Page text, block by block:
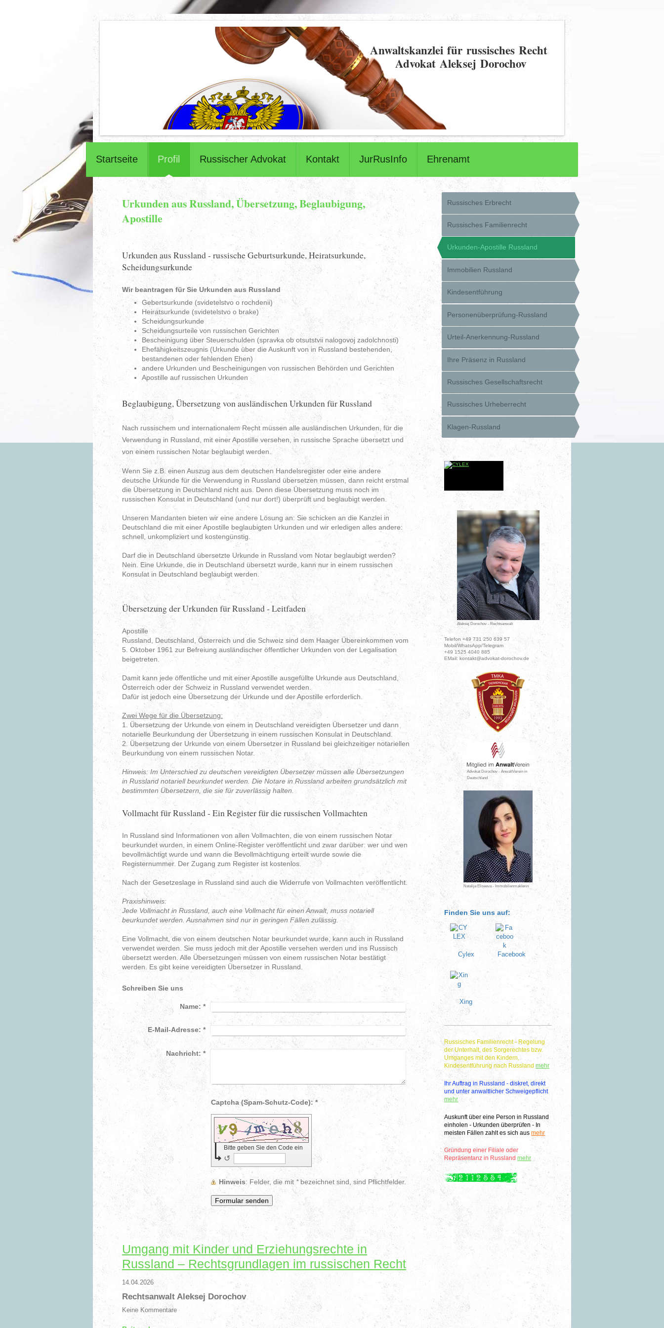
Anwaltskanzlei für russisches Recht
Advokat Aleksej Dorochov
Startseite Profil Russischer Advokat Kontakt JurRusInfo Ehrenamt
Urkunden aus Russland, Übersetzung, Beglaubigung,
Apostille
Urkunden aus Russland - russische Geburtsurkunde, Heiratsurkunde,
Scheidungsurkunde
Wir beantragen für Sie Urkunden aus Russland
Gebertsurkunde (svidetelstvo o rochdenii)
Heiratsurkunde (svidetelstvo o brake)
Scheidungsurkunde
Scheidungsurteile von russischen Gerichten
Bescheinigung über Steuerschulden (spravka ob otsutstvii nalogovoj zadolchnosti)
Ehefähigkeitszeugnis (Urkunde über die Auskunft von in Russland bestehenden,
bestandenen oder fehlenden Ehen)
andere Urkunden und Bescheinigungen von russischen Behörden und Gerichten
Apostille auf russischen Urkunden
Beglaubigung, Übersetzung von ausländischen Urkunden für Russland
Nach russischem und internationalem Recht müssen alle ausländischen Urkunden, für die
Verwendung in Russland, mit einer Apostille versehen, in russische Sprache übersetzt und
von einem russischen Notar beglaubigt werden.
Wenn Sie z.B. einen Auszug aus dem deutschen Handelsregister oder eine andere
deutsche Urkunde für die Verwendung in Russland übersetzen müssen, dann reicht erstmal
die Übersetzung in Deutschland nicht aus. Denn diese Übersetzung muss noch im
russischen Konsulat in Deutschland (und nur dort!) überprüft und beglaubigt werden.
Unseren Mandanten bieten wir eine andere Lösung an: Sie schicken an die Kanzlei in
Deutschland die mit einer Apostille beglaubigten Urkunden und wir erledigen alles andere:
schnell, unkompliziert und kostengünstig.
Darf die in Deutschland übersetzte Urkunde in Russland vom Notar beglaubigt werden?
Nein. Eine Urkunde, die in Deutschland übersetzt wurde, kann nur in einem russischen
Konsulat in Deutschland beglaubigt werden.
Übersetzung der Urkunden für Russland - Leitfaden
Apostille
Russland, Deutschland, Österreich und die Schweiz sind dem Haager Übereinkommen vom
5. Oktober 1961 zur Befreiung ausländischer öffentlicher Urkunden von der Legalisation
beigetreten.
Damit kann jede öffentliche und mit einer Apostille ausgefüllte Urkunde aus Deutschland,
Österreich oder der Schweiz in Russland verwendet werden.
Dafür ist jedoch eine Übersetzung der Urkunde und der Apostille erforderlich.
Zwei Wege für die Übersetzung:
1. Übersetzung der Urkunde von einem in Deutschland vereidigten Übersetzer und dann
notarielle Beurkundung der Übersetzung in einem russischen Konsulat in Deutschland.
2. Übersetzung der Urkunde von einem Übersetzer in Russland bei gleichzeitiger notariellen
Beurkundung von einem russischen Notar.
Hinweis: Im Unterschied zu deutschen vereidigten Übersetzer müssen alle Übersetzungen
in Russland notariell beurkundet werden. Die Notare in Russland arbeiten grundsätzlich mit
bestimmten Übersetzern, die sie für zuverlässig halten.
Vollmacht für Russland - Ein Register für die russischen Vollmachten
In Russland sind Informationen von allen Vollmachten, die von einem russischen Notar
beurkundet wurden, in einem Online-Register veröffentlicht und zwar darüber: wer und wen
bevollmächtigt wurde und wann die Bevollmächtigung erteilt wurde sowie die
Registernummer. Der Zugang zum Register ist kostenlos.
Nach der Gesetzeslage in Russland sind auch die Widerrufe von Vollmachten veröffentlicht.
Praxishinweis:
Jede Vollmacht in Russland, auch eine Vollmacht für einen Anwalt, muss notariell
beurkundet werden. Ausnahmen sind nur in geringen Fällen zulässig.
Eine Vollmacht, die von einem deutschen Notar beurkundet wurde, kann auch in Russland
verwendet werden. Sie muss jedoch mit der Apostille versehen werden und ins Russisch
übersetzt werden. Alle Übersetzungen müssen von einem russischen Notar bestätigt
werden. Es gibt keine vereidigten Übersetzer in Russland.
Schreiben Sie uns
Name: *
E-Mail-Adresse: *
Nachricht: *
Captcha (Spam-Schutz-Code): *
Bitte geben Sie den Code ein
↺
Hinweis : Felder, die mit *bezeichnet sind, sind Pflichtfelder.
Umgang mit Kinder und Erziehungsrechte in
Russland – Rechtsgrundlagen im russischen Recht
14.04.2026
Rechtsanwalt Aleksej Dorochov
Keine Kommentare
Russisches Erbrecht
Russisches Familienrecht
Urkunden-Apostille Russland
Immobilien Russland
Kindesentführung
Personenüberprüfung-Russland
Urteil-Anerkennung-Russland
Ihre Präsenz in Russland
Russisches Gesellschaftsrecht
Russisches Urheberrecht
Klagen-Russland
Aleksej Dorochov - Rechtsanwalt
Telefon +49 731 250 639 57
Mobil/WhatsApp/Telegram
+49 1525 4040 885
EMail: kontakt@advokat-dorochov.de
Advokat Dorochov - AnwaltVerein in
Deutschland
Natalija Eliseeva - Immobilienmaklerin
Finden Sie uns auf:
Cylex Facebook
Xing
Russisches Familienrecht - Regelung
der Unterhalt, des Sorgerechtes bzw.
Umganges mit den Kindern,
Kindesentführung nach Russland mehr
Ihr Auftrag in Russland - diskret, direkt
und unter anwaltlicher Schweigepflicht
mehr
Auskunft über eine Person in Russland
einholen - Urkunden überprüfen - In
meisten Fällen zahlt es sich aus mehr
Gründung einer Filiale oder
Repräsentanz in Russland mehr